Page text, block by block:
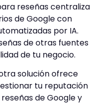
reseñas centraliza
de Google con
por IA.
de otras fuentes
de tu negocio.
solución ofrece
tu reputación
de Google y